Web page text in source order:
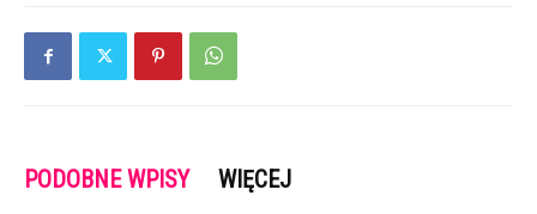
PODOBNE WPISY WIĘCEJ